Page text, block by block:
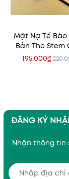
Mặt Nạ Tế
Bản The Stem
Mask 30
Ẩm, Phục Hồi
195.000₫
ĐĂNG KÝ
Nhận thông